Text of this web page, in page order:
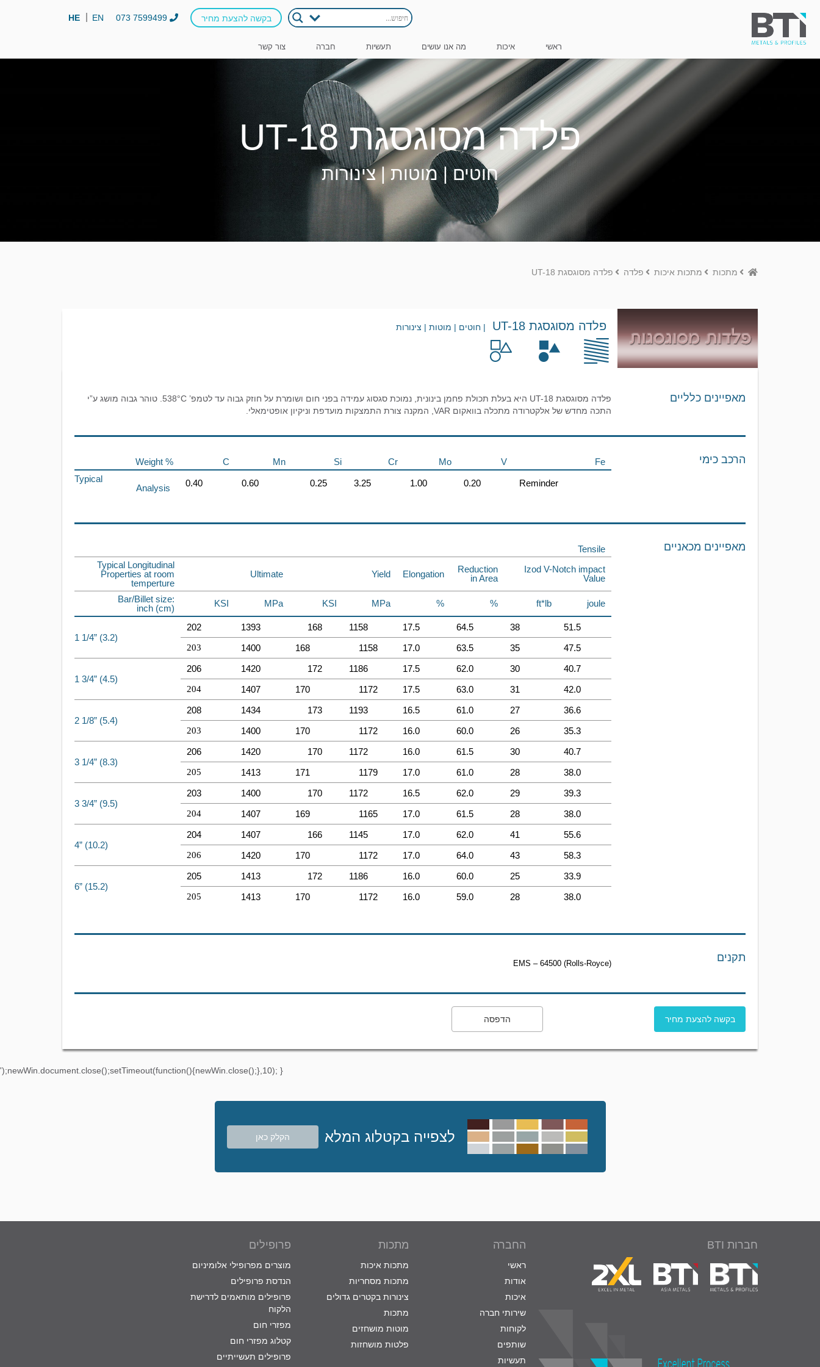
בקשה להצעת מחיר 073 7599499
EN
HE
צור קשר חברה תעשיות מה אנו עושים איכות ראשי
פלדה מסוגסגת UT-18
חוטים | מוטות | צינורות
Homeמתכות מתכות איכות פלדה פלדה מסוגסגת UT-18
פלדה מסוגסגת UT-18 | חוטים | מוטות | צינורות
פלדה מסוגסגת UT-18 היא בעלת תכולת פחמן בינונית, נמוכת סגסוג עמידה בפני חום ושומרת על חוזק גבוה עד לטמפ’ 538°C. טוהר גבוה מושג ע”י
התכה מחדש של אלקטרודה מתכלה בוואקום VAR, המקנה צורת התמצקות מועדפת וניקיון אופטימאלי.
מאפיינים כלליים
Weight % C Mn Si Cr Mo V
Fe
Typical
Analysis
0.40 0.60 0.25 3.25 1.00 0.20 Reminder
הרכב כימי
Tensile
Typical Longitudinal
Properties at room
temperture
Ultimate Yield Elongation
Reduction
in Area
Izod V-Notch impact
Value
Bar/Billet size:
inch (cm)
KSI MPa KSI MPa % % ft*lb joule
1 1/4” (3.2)
202 1393 168 1158 17.5 64.5 38 51.5
203 1400 168 1158 17.0 63.5 35 47.5
1 3/4” (4.5)
206 1420 172 1186 17.5 62.0 30 40.7
204 1407 170 1172 17.5 63.0 31 42.0
2 1/8” (5.4)
208 1434 173 1193 16.5 61.0 27 36.6
203 1400 170 1172 16.0 60.0 26 35.3
3 1/4” (8.3)
206 1420 170 1172 16.0 61.5 30 40.7
205 1413 171 1179 17.0 61.0 28 38.0
3 3/4” (9.5)
203 1400 170 1172 16.5 62.0 29 39.3
204 1407 169 1165 17.0 61.5 28 38.0
4” (10.2)
204 1407 166 1145 17.0 62.0 41 55.6
206 1420 170 1172 17.0 64.0 43 58.3
6” (15.2)
205 1413 172 1186 16.0 60.0 25 33.9
205 1413 170 1172 16.0 59.0 28 38.0
מאפיינים מכאניים
EMS – 64500 (Rolls-Royce) תקנים
בקשה להצעת מחיר הדפסה
');newWin.document.close();setTimeout(function(){newWin.close();},10); }
לצפייה בקטלוג המלא הקלק כאן
החברה
ראשי
אודות
איכות
שירותי חברה
לקוחות
שותפים
תעשיות
מתכות
מתכות איכות
מתכות מסחריות
צינורות בקטרים גדולים
מתכות
מוטות מושחזים
פלטות מושחזות
פרופילים
מוצרים מפרופילי אלומיניום
הנדסת פרופילים
פרופילים מותאמים לדרישת
הלקוח
מפזרי חום
קטלוג מפזרי חום
פרופילים תעשייתיים
חברות BTI